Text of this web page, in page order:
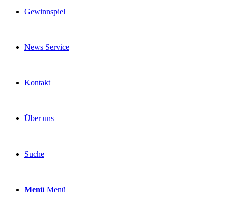
Gewinnspiel
News Service
Kontakt
Über uns
Suche
Menü Menü